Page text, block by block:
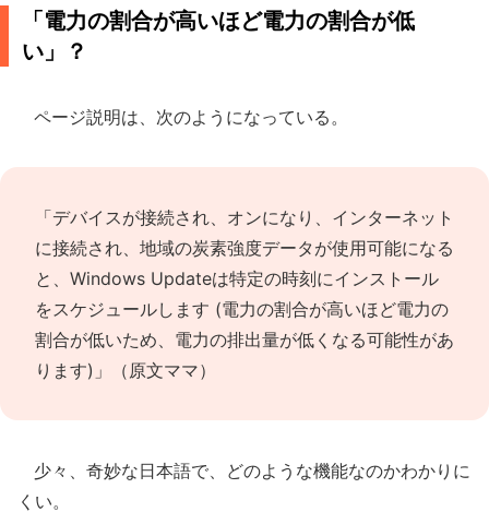
「電力の割合が高いほど電力の割合が低
い」？
ページ説明は、次のようになっている。
「デバイスが接続され、オンになり、インターネット
に接続され、地域の炭素強度データが使用可能になる
と、Windows Updateは特定の時刻にインストール
をスケジュールします (電力の割合が高いほど電力の
割合が低いため、電力の排出量が低くなる可能性があ
ります)」（原文ママ）
少々、奇妙な日本語で、どのような機能なのかわかりに
くい。